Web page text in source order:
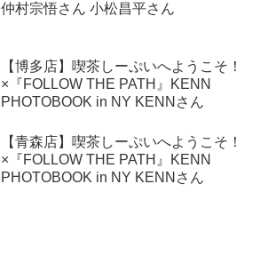
仲村宗悟さん 小松昌平さん
【博多店】喫茶しーぷいへようこそ！
×『FOLLOW THE PATH』KENN
PHOTOBOOK in NY KENNさん
【青森店】喫茶しーぷいへようこそ！
×『FOLLOW THE PATH』KENN
PHOTOBOOK in NY KENNさん